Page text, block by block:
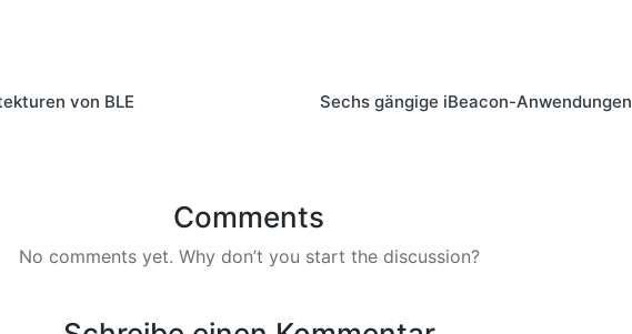
von BLE Sechs gängige iBeacon-Anwendungen
Comments
No comments yet. Why don’t you start the discussion?